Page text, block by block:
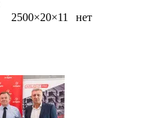
2500×20×11 нет